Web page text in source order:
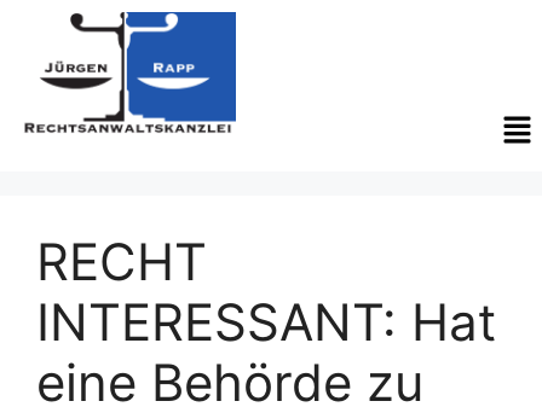
RECHT
INTERESSANT: Hat
eine Behörde zu